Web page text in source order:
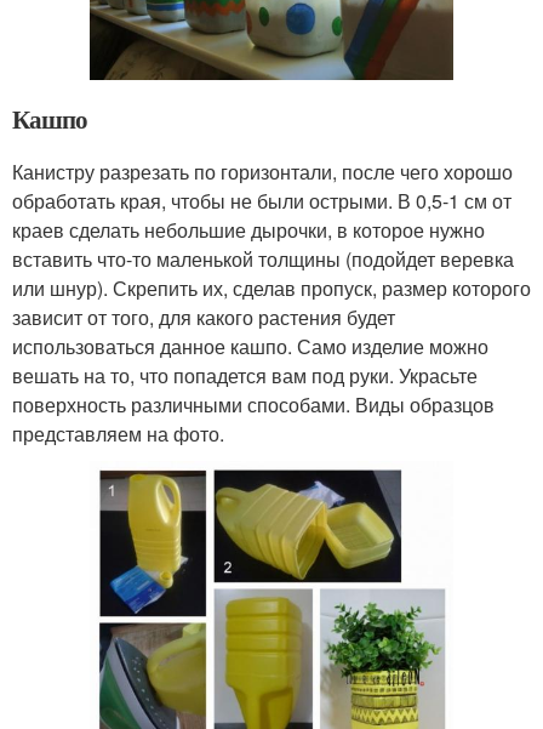
Кашпо
Канистру разрезать по горизонтали, после чего хорошо
обработать края, чтобы не были острыми. В 0,5-1 см от
краев сделать небольшие дырочки, в которое нужно
вставить что-то маленькой толщины (подойдет веревка
или шнур). Скрепить их, сделав пропуск, размер которого
зависит от того, для какого растения будет
использоваться данное кашпо. Само изделие можно
вешать на то, что попадется вам под руки. Украсьте
поверхность различными способами. Виды образцов
представляем на фото.